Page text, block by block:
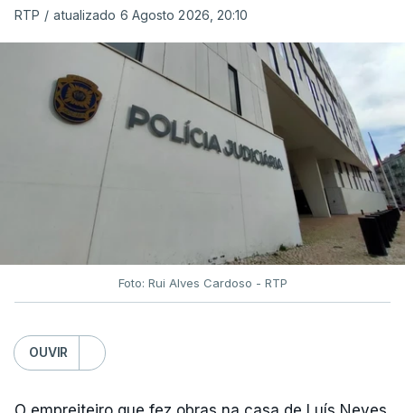
RTP / atualizado 6 Agosto 2026, 20:10
Foto: Rui Alves Cardoso - RTP
OUVIR